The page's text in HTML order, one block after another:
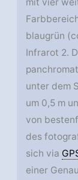
blaugrün
Infrarot 2.
unter dem
um 0,5 m
von
des
sich via
einer